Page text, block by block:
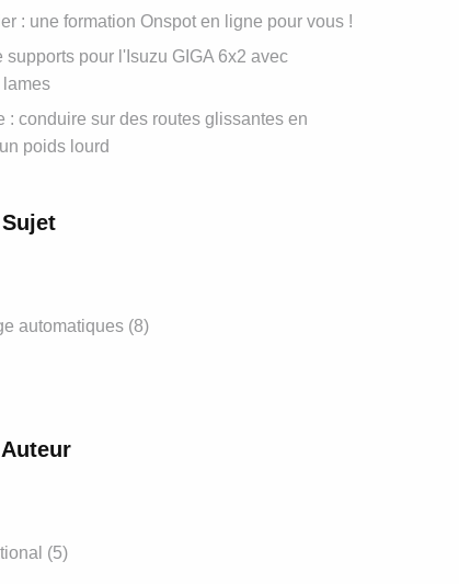
: une formation Onspot en ligne pour vous !
supports pour l'Isuzu GIGA 6x2 avec
: conduire sur des routes glissantes en
poids lourd
automatiques (8)
(5)